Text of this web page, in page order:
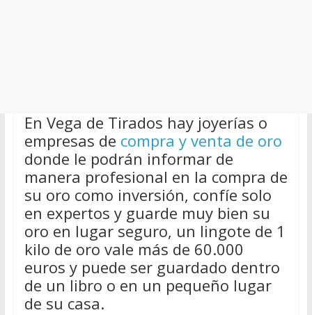
En Vega de Tirados hay joyerías o
empresas de compra y venta de oro
donde le podrán informar de
manera profesional en la compra de
su oro como inversión, confíe solo
en expertos y guarde muy bien su
oro en lugar seguro, un lingote de 1
kilo de oro vale más de 60.000
euros y puede ser guardado dentro
de un libro o en un pequeño lugar
de su casa.